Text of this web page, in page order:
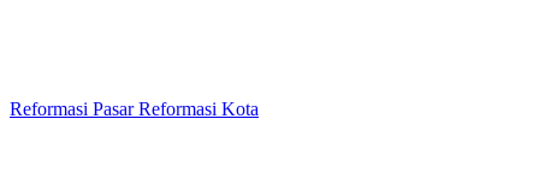
Reformasi Pasar Reformasi Kota